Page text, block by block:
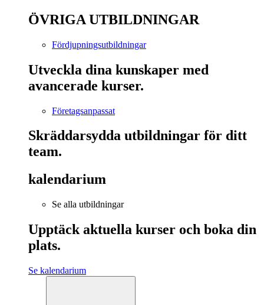
ÖVRIGA UTBILDNINGAR
Fördjupningsutbildningar
Utveckla dina kunskaper med
avancerade kurser.
Företagsanpassat
Skräddarsydda utbildningar för ditt
team.
kalendarium
Se alla utbildningar
Upptäck aktuella kurser och boka din
plats.
Se kalendarium